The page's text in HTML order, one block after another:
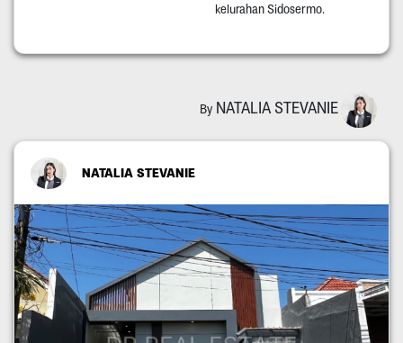
kelurahan Sidosermo.
By NATALIA STEVANIE
NATALIA STEVANIE